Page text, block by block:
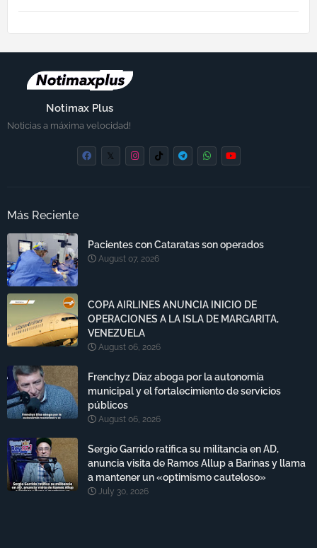
Notimax Plus
Noticias a máxima velocidad!
Más Reciente
Pacientes con Cataratas son operados
August 07, 2026
COPA AIRLINES ANUNCIA INICIO DE
OPERACIONES A LA ISLA DE MARGARITA,
VENEZUELA
August 06, 2026
Frenchyz Díaz aboga por la autonomía
municipal y el fortalecimiento de servicios
públicos
August 06, 2026
Sergio Garrido ratifica su militancia en AD,
anuncia visita de Ramos Allup a Barinas y llama
a mantener un «optimismo cauteloso»
July 30, 2026